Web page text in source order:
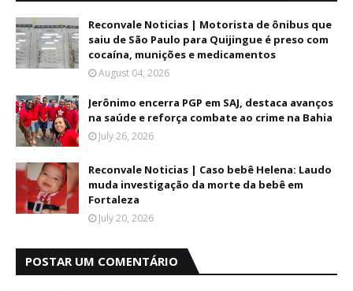
Reconvale Noticias | Motorista de ônibus que
saiu de São Paulo para Quijingue é preso com
cocaína, munições e medicamentos
August 04, 2026
Jerônimo encerra PGP em SAJ, destaca avanços
na saúde e reforça combate ao crime na Bahia
July 26, 2026
Reconvale Noticias | Caso bebê Helena: Laudo
muda investigação da morte da bebê em
Fortaleza
July 20, 2026
POSTAR UM COMENTÁRIO